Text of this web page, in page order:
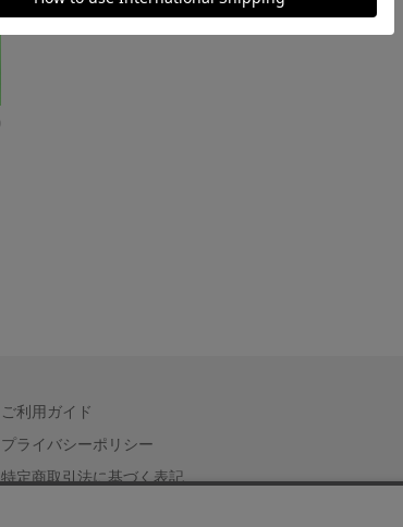
ご利用ガイド
プライバシーポリシー
特定商取引法に基づく表記